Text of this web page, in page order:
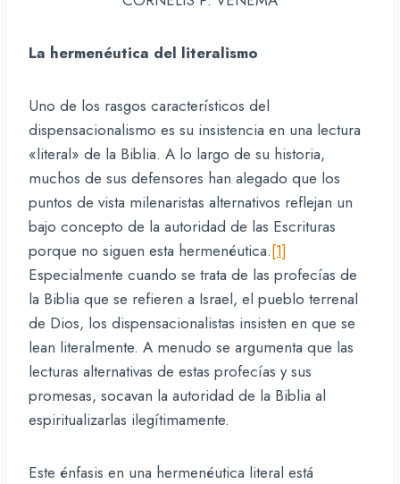
La hermenéutica del literalismo
Uno de los rasgos característicos del
dispensacionalismo es su insistencia en una lectura
«literal» de la Biblia. A lo largo de su historia,
muchos de sus defensores han alegado que los
puntos de vista milenaristas alternativos reflejan un
bajo concepto de la autoridad de las Escrituras
porque no siguen esta hermenéutica.[1]
Especialmente cuando se trata de las profecías de
la Biblia que se refieren a Israel, el pueblo terrenal
de Dios, los dispensacionalistas insisten en que se
lean literalmente. A menudo se argumenta que las
lecturas alternativas de estas profecías y sus
promesas, socavan la autoridad de la Biblia al
espiritualizarlas ilegítimamente.
Este énfasis en una hermenéutica literal está